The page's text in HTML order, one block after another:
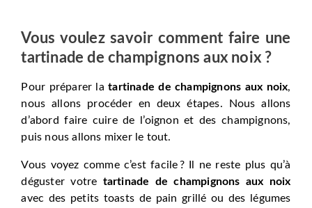
Vous voulez savoir comment faire une
tartinade de champignons aux noix ?
Pour préparer latartinade de champignons aux noix,
nous allons procéder en deux étapes. Nous allons
d’abord faire cuire de l’oignon et des champignons,
puis nous allons mixer le tout.
Vous voyez comme c’est facile ? Il ne reste plus qu’à
déguster votre tartinade de champignons aux noix
avec des petits toasts de pain grillé ou des légumes